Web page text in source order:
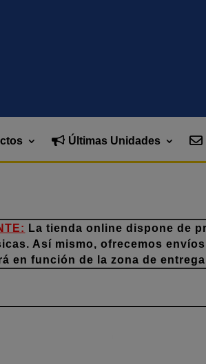
Últimas Unidades
La tienda online dispone de
Así mismo, ofrecemos
en función de la zona de